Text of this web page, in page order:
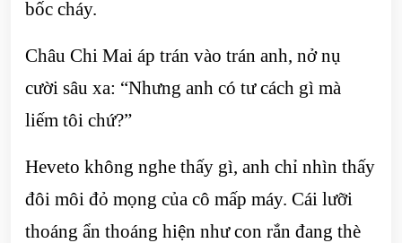
bốc cháy.
Châu Chi Mai áp trán vào trán anh, nở nụ
cười sâu xa: “Nhưng anh có tư cách gì mà
liếm tôi chứ?”
Heveto không nghe thấy gì, anh chỉ nhìn thấy
đôi môi đỏ mọng của cô mấp máy. Cái lưỡi
thoáng ẩn thoáng hiện như con rắn đang thè